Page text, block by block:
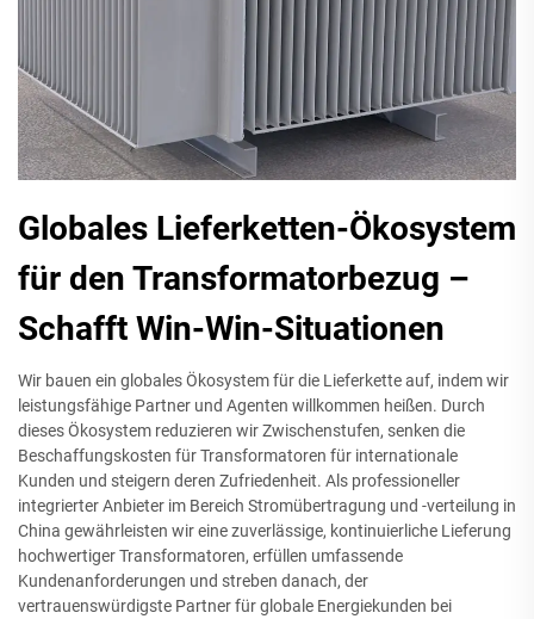
Globales Lieferketten-Ökosystem
für den Transformatorbezug –
Schafft Win-Win-Situationen
Wir bauen ein globales Ökosystem für die Lieferkette auf, indem wir
leistungsfähige Partner und Agenten willkommen heißen. Durch
dieses Ökosystem reduzieren wir Zwischenstufen, senken die
Beschaffungskosten für Transformatoren für internationale
Kunden und steigern deren Zufriedenheit. Als professioneller
integrierter Anbieter im Bereich Stromübertragung und -verteilung in
China gewährleisten wir eine zuverlässige, kontinuierliche Lieferung
hochwertiger Transformatoren, erfüllen umfassende
Kundenanforderungen und streben danach, der
vertrauenswürdigste Partner für globale Energiekunden bei